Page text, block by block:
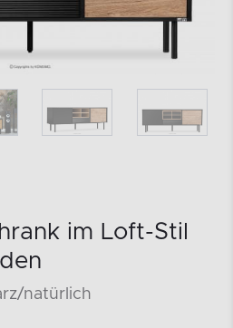
im Loft-Stil
natürlich